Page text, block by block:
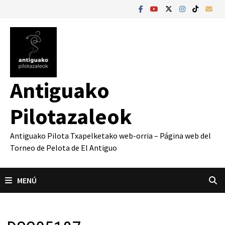
contenido
Antiguako
Pilotazaleok
Antiguako Pilota Txapelketako web-orria – Página web del
Torneo de Pelota de El Antiguo
MENÚ